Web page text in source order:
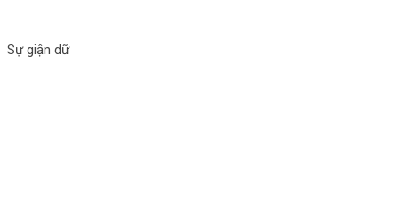
Sự giận dữ